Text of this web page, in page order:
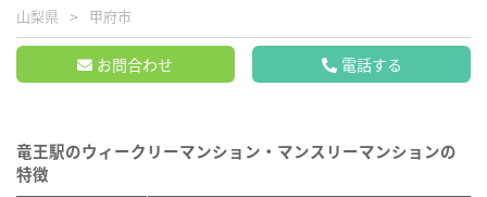
山梨県 甲府市
お問合わせ 電話する
竜王駅のウィークリーマンション・マンスリーマンションの
特徴